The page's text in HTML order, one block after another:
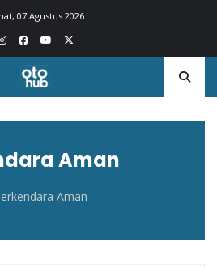
07 Agustus 2026
terkini
Aman
Aman